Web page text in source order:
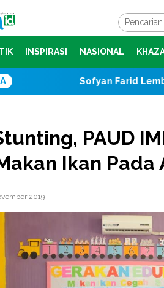
INSPIRASI NASIONAL
Sofyan Farid Lembah
PAUD
Ikan Pada
2019